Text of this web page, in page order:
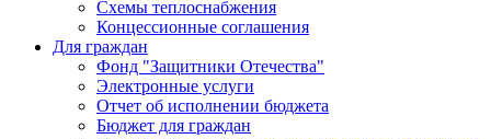
Схемы теплоснабжения
Концессионные соглашения
Для граждан
Фонд "Защитники Отечества"
Электронные услуги
Отчет об исполнении бюджета
Бюджет для граждан